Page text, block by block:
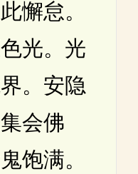
懈怠。
光。光
。安隐
会佛
饱满。